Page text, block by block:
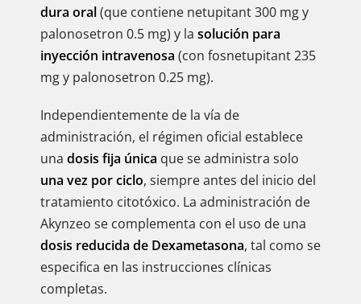
dura oral(que contiene netupitant 300 mg y
palonosetron 0.5 mg) y la solución para
inyección intravenosa (con fosnetupitant 235
mg y palonosetron 0.25 mg).
Independientemente de la vía de
administración, el régimen oficial establece
una dosis fija única que se administra solo
una vez por ciclo, siempre antes del inicio del
tratamiento citotóxico. La administración de
Akynzeo se complementa con el uso de una
dosis reducida de Dexametasona, tal como se
especifica en las instrucciones clínicas
completas.